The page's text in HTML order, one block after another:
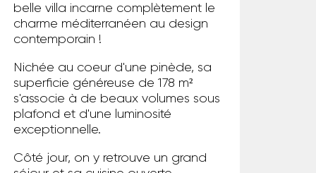
belle villa incarne complètement le
charme méditerranéen au design
contemporain !
Nichée au coeur d'une pinède, sa
superficie généreuse de 178 m²
s'associe à de beaux volumes sous
plafond et d'une luminosité
exceptionnelle.
Côté jour, on y retrouve un grand